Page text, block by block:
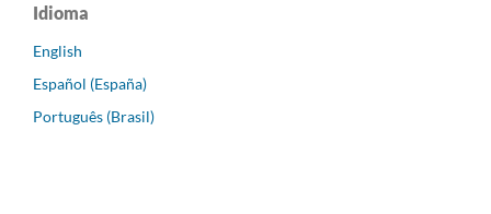
Idioma
English
Español (España)
Português (Brasil)